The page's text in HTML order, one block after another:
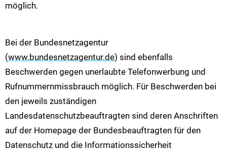
möglich.
Bei der Bundesnetzagentur
(www.bundesnetzagentur.de) sind ebenfalls
Beschwerden gegen unerlaubte Telefonwerbung und
Rufnummernmissbrauch möglich. Für Beschwerden bei
den jeweils zuständigen
Landesdatenschutzbeauftragten sind deren Anschriften
auf der Homepage der Bundesbeauftragten für den
Datenschutz und die Informationssicherheit